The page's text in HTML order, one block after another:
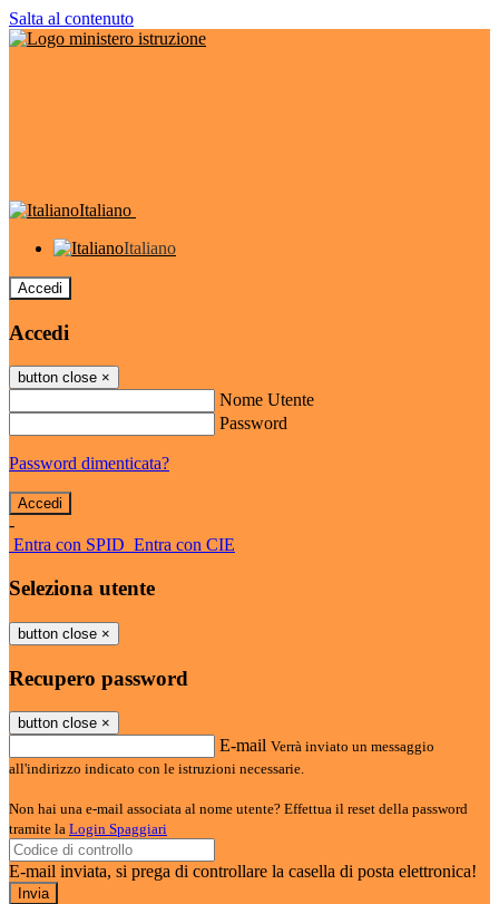
Salta al contenuto
Italiano
Italiano
Accedi
Accedi
button close ×
Nome Utente
Password
Password dimenticata?
-
Entra con SPID Entra con CIE
Seleziona utente
button close ×
Recupero password
button close ×
E-mail Verrà inviato un messaggio
all'indirizzo indicato con le istruzioni necessarie.
Non hai una e-mail associata al nome utente? Effettua il reset della password
tramite la Login Spaggiari
E-mail inviata, si prega di controllare la casella di posta elettronica!